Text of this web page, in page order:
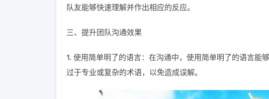
队友能够快速理解并作出相应的反应。
三、提升团队沟通效果
1. 使用简单明了的语言：在沟通中，使用简单明了的语言能
过于专业或复杂的术语，以免造成误解。